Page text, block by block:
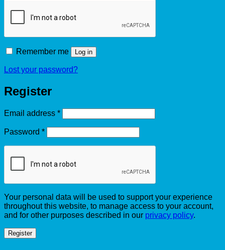
Remember me Log in
Lost your password?
Register
Email address *Required
Password *Required
Your personal data will be used to support your experience
throughout this website, to manage access to your account,
and for other purposes described in our privacy policy.
Register